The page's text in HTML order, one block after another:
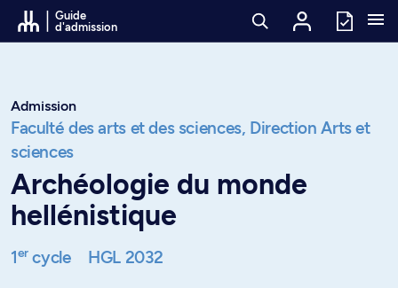
Passer au contenu
Guide
d'admission
Admission
Faculté des arts et des sciences, Direction Arts et
sciences
Archéologie du monde
hellénistique
1ercycle HGL 2032